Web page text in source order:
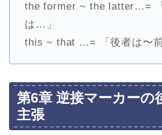
the former ~ the latter…=
は…」
this ~ that …= 「後者は〜
第6章 逆接マーカーの
主張